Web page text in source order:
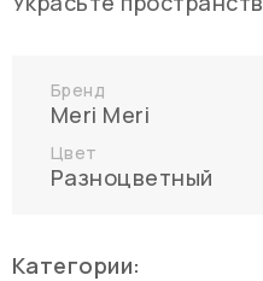
Бренд
Meri Meri
Цвет
Разноцветный
Категории: